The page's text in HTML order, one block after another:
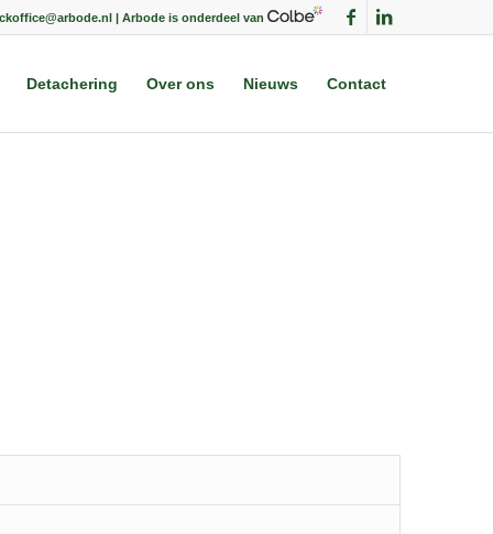
| Arbode is onderdeel van
Detachering Over ons Nieuws Contact